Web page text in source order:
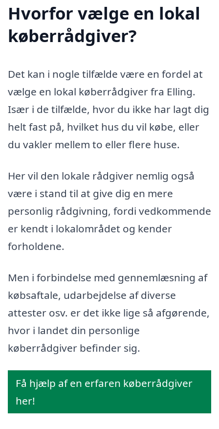
Hvorfor vælge en lokal
køberrådgiver?
Det kan i nogle tilfælde være en fordel at
vælge en lokal køberrådgiver fra Elling.
Især i de tilfælde, hvor du ikke har lagt dig
helt fast på, hvilket hus du vil købe, eller
du vakler mellem to eller flere huse.
Her vil den lokale rådgiver nemlig også
være i stand til at give dig en mere
personlig rådgivning, fordi vedkommende
er kendt i lokalområdet og kender
forholdene.
Men i forbindelse med gennemlæsning af
købsaftale, udarbejdelse af diverse
attester osv. er det ikke lige så afgørende,
hvor i landet din personlige
køberrådgiver befinder sig.
Få hjælp af en erfaren køberrådgiver
her!